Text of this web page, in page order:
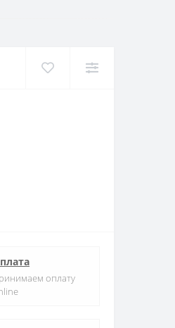
оплату